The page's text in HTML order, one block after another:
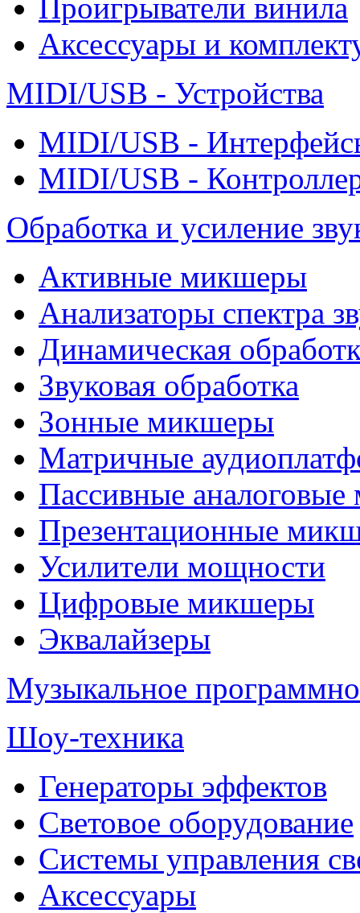
Проигрыватели винила
Аксессуары и
MIDI/USB - Устройства
MIDI/USB -
MIDI/USB -
Обработка и усиление
Активные микшеры
Анализаторы спектра
Динамическая
Звуковая обработка
Зонные микшеры
Матричные
Пассивные
Презентационные
Усилители мощности
Цифровые микшеры
Эквалайзеры
Музыкальное
Шоу-техника
Генераторы эффектов
Световое оборудование
Системы управления
Аксессуары